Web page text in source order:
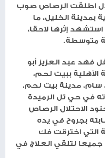
اطلقت الرصاص صوب
الخليل، ما
إثرها لاحقا،
متوسطة.
فهد عبد العزيز أبو
ببيت لحم،
مدينة بيت لحم،
في حي تل الرميدة
الاحتلال الرصاص
بجروح في يده
التي اخترقت فك
جميعا لتلقي العلاج في